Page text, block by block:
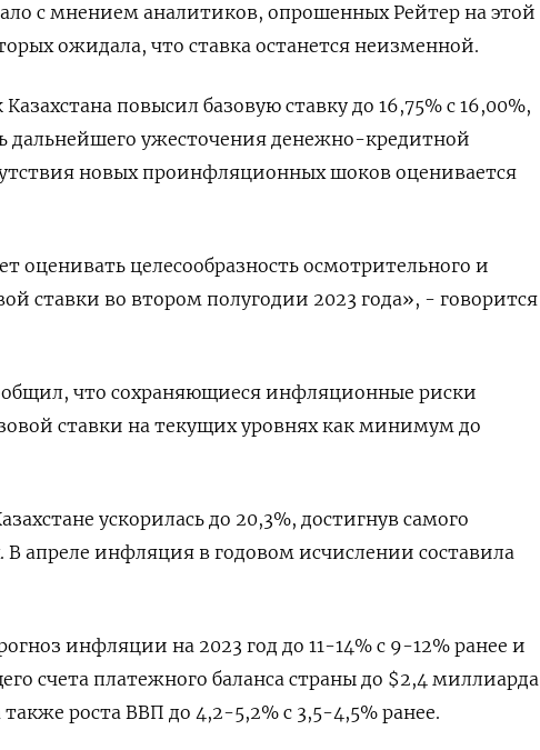
с мнением аналитиков, опрошенных Рейтер на этой
ожидала, что ставка останется неизменной.
повысил базовую ставку до 16,75% с 16,00%,
дальнейшего ужесточения денежно-кредитной
новых проинфляционных шоков оценивается
оценивать целесообразность осмотрительного и
ставки во втором полугодии 2023 года», - говорится
что сохраняющиеся инфляционные риски
ставки на текущих уровнях как минимум до
ускорилась до 20,3%, достигнув самого
В апреле инфляция в годовом исчислении составила
инфляции на 2023 год до 11-14% с 9-12% ранее и
счета платежного баланса страны до $2,4 миллиарда
роста ВВП до 4,2-5,2% с 3,5-4,5% ранее.